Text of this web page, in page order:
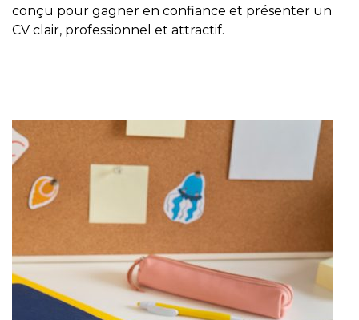
conçu pour gagner en confiance et présenter un
CV clair, professionnel et attractif.